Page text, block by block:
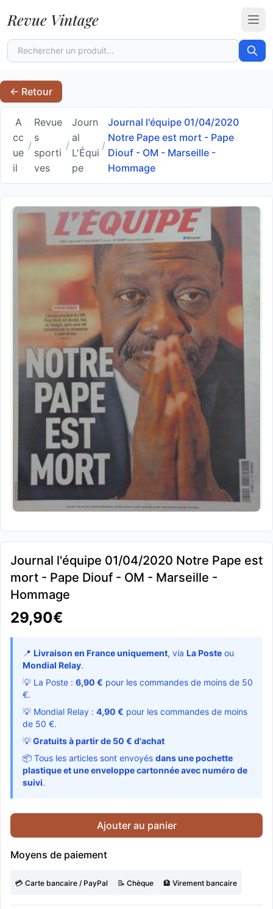
Revue Vintage
← Retour
A
cc
ue
il
/
Revue
s
sporti
ves
/
Journ
al
L'Équi
pe
/
Journal l'équipe 01/04/2020
Notre Pape est mort - Pape
Diouf - OM - Marseille -
Hommage
Journal l'équipe 01/04/2020 Notre Pape est
mort - Pape Diouf - OM - Marseille -
Hommage
29,90€
📍 Livraison en France uniquement, via La Poste ou
Mondial Relay.
💡 La Poste : 6,90 € pour les commandes de moins de 50
€.
💡 Mondial Relay : 4,90 € pour les commandes de moins
de 50 €.
💡Gratuits à partir de 50 € d'achat
📦 Tous les articles sont envoyés dans une pochette
plastique et une enveloppe cartonnée avec numéro de
suivi.
Ajouter au panier
Moyens de paiement
💳 Carte bancaire / PayPal 📝 Chèque 🏦 Virement bancaire